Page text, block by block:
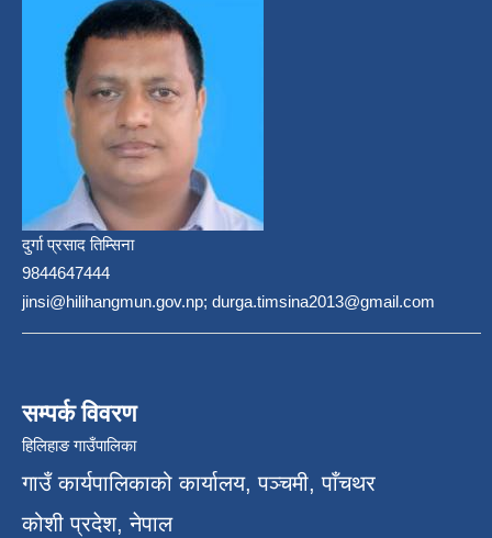
दुर्गा प्रसाद तिम्सिना
9844647444
jinsi@hilihangmun.gov.np; durga.timsina2013@gmail.com
सम्पर्क विवरण
हिलिहाङ गाउँपालिका
गाउँ कार्यपालिकाको कार्यालय, पञ्चमी, पाँचथर
कोशी प्रदेश, नेपाल